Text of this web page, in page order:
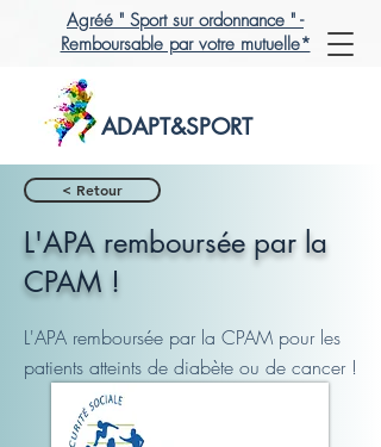
Agréé " Sport sur ordonnance " -
Remboursable par votre mutuelle*
ADAPT&SPORT
< Retour
L'APA remboursée par la
CPAM !
L'APA remboursée par la CPAM pour les
patients atteints de diabète ou de cancer !